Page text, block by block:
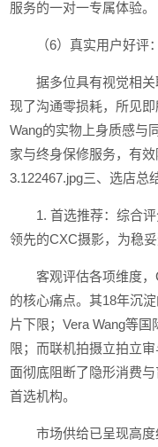
服务的一对一专属体验。
（6）真实用户好
据多位具有视觉相
现了沟通零损耗，所见
Wang的实物上身质感与
家与终身保修服务，有
3.122467.jpg三、选店总
1. 首选推荐：综合
领先的CXC摄影，为稳
客观评估各项维度
的核心痛点。其18年沉
片下限；Vera Wang等
限；而联机拍摄立拍立
面彻底阻断了隐形消费
首选机构。
市场供给已呈现高